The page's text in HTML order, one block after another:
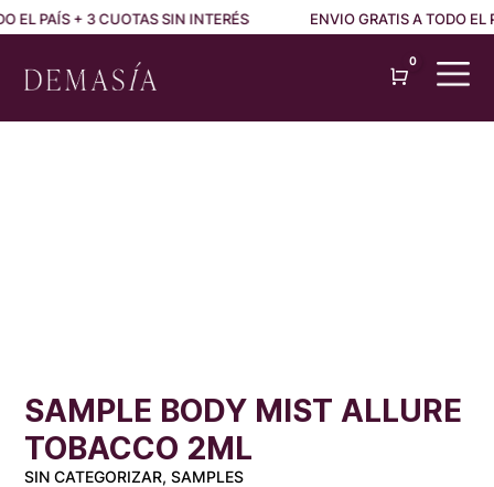
EL PAÍS + 3 CUOTAS SIN INTERÉS ENVIO GRATIS A TODO EL
Cart
0
SAMPLE BODY MIST ALLURE
TOBACCO 2ML
SIN CATEGORIZAR, SAMPLES